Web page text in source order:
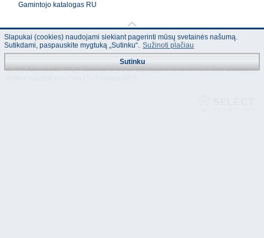
Gamintojo katalogas RU
© "AS Akvedukts" 2026. Dalinai ar pilnai naudojant duomenis iš šios svetainės
Slapukai (cookies) naudojami siekiant pagerinti mūsų svetainės našumą.
Sutikdami, paspauskite mygtuką „Sutinku“. Sužinoti plačiau
Sutinku